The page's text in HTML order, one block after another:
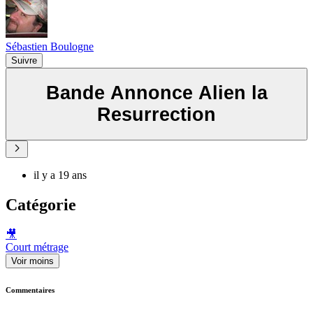
Sébastien Boulogne
Suivre
Bande Annonce Alien la
Resurrection
il y a 19 ans
Catégorie
🎥
Court métrage
Voir moins
Commentaires